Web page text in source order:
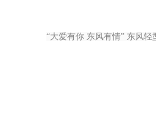
“大爱有你 东风有情” 东风轻